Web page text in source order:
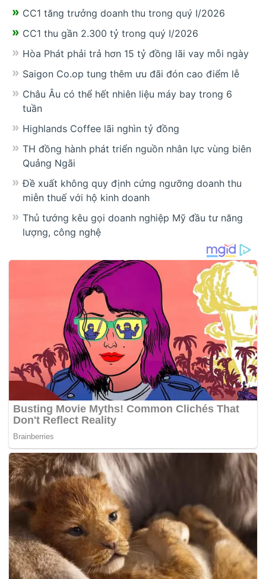
CC1 tăng trưởng doanh thu trong quý I/2026
CC1 thu gần 2.300 tỷ trong quý I/2026
Hòa Phát phải trả hơn 15 tỷ đồng lãi vay mỗi ngày
Saigon Co.op tung thêm ưu đãi đón cao điểm lễ
Châu Âu có thể hết nhiên liệu máy bay trong 6
tuần
Highlands Coffee lãi nghìn tỷ đồng
TH đồng hành phát triển nguồn nhân lực vùng biên
Quảng Ngãi
Đề xuất không quy định cứng ngưỡng doanh thu
miễn thuế với hộ kinh doanh
Thủ tướng kêu gọi doanh nghiệp Mỹ đầu tư năng
lượng, công nghệ